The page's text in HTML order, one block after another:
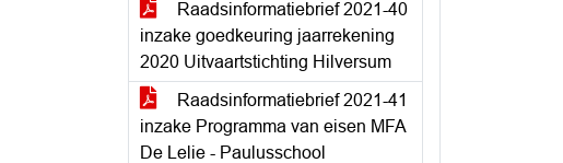
Raadsinformatiebrief 2021-40
inzake goedkeuring jaarrekening
2020 Uitvaartstichting Hilversum
Raadsinformatiebrief 2021-41
inzake Programma van eisen MFA
De Lelie - Paulusschool